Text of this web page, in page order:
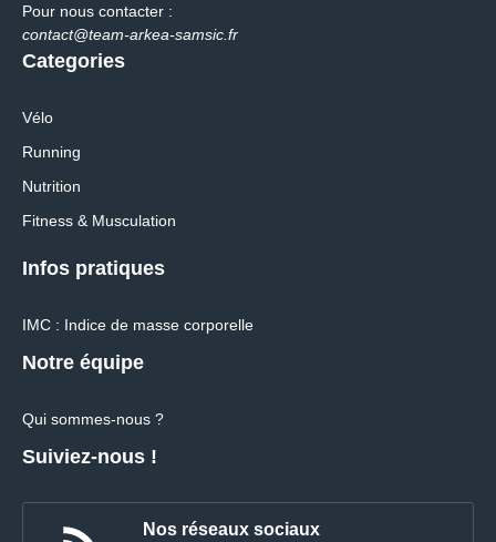
Pour nous contacter :
contact@team-arkea-samsic.fr
Categories
Vélo
Running
Nutrition
Fitness & Musculation
Infos pratiques
IMC : Indice de masse corporelle
Notre équipe
Qui sommes-nous ?
Suiviez-nous !
Nos réseaux sociaux